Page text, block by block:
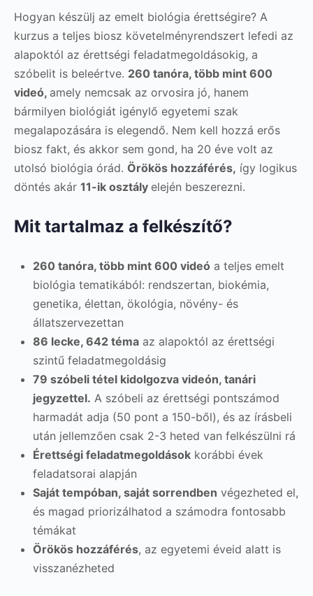
Hogyan készülj az emelt biológia érettségire? A
kurzus a teljes biosz követelményrendszert lefedi az
alapoktól az érettségi feladatmegoldásokig, a
szóbelit is beleértve. 260 tanóra, több mint 600
videó, amely nemcsak az orvosira jó, hanem
bármilyen biológiát igénylő egyetemi szak
megalapozására is elegendő. Nem kell hozzá erős
biosz fakt, és akkor sem gond, ha 20 éve volt az
utolsó biológia órád. Örökös hozzáférés, így logikus
döntés akár 11-ik osztály elején beszerezni.
Mit tartalmaz a felkészítő?
260 tanóra, több mint 600 videó a teljes emelt
biológia tematikából: rendszertan, biokémia,
genetika, élettan, ökológia, növény- és
állatszervezettan
86 lecke, 642 téma az alapoktól az érettségi
szintű feladatmegoldásig
79 szóbeli tétel kidolgozva videón, tanári
jegyzettel. A szóbeli az érettségi pontszámod
harmadát adja (50 pont a 150-ből), és az írásbeli
után jellemzően csak 2-3 heted van felkészülni rá
Érettségi feladatmegoldások korábbi évek
feladatsorai alapján
Saját tempóban, saját sorrendben végezheted el,
és magad priorizálhatod a számodra fontosabb
témákat
Örökös hozzáférés, az egyetemi éveid alatt is
visszanézheted